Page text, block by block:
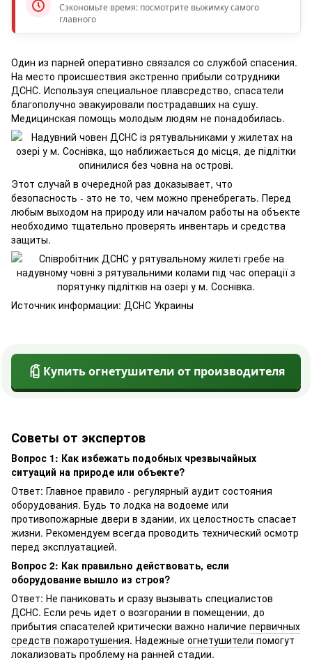
Сэкономьте время: посмотрите выжимку самого
главного
Один из парней оперативно связался со службой спасения.
На место происшествия экстренно прибыли сотрудники
ДСНС. Используя специальное плавсредство, спасатели
благополучно эвакуировали пострадавших на сушу.
Медицинская помощь молодым людям не понадобилась.
Этот случай в очередной раз доказывает, что
безопасность - это не то, чем можно пренебрегать. Перед
любым выходом на природу или началом работы на объекте
необходимо тщательно проверять инвентарь и средства
защиты.
Источник информации: ДСНС Украины
Купить огнетушители от производителя
Советы от экспертов
Вопрос 1: Как избежать подобных чрезвычайных
ситуаций на природе или объекте?
Ответ: Главное правило - регулярный аудит состояния
оборудования. Будь то лодка на водоеме или
противопожарные двери в здании, их целостность спасает
жизни. Рекомендуем всегда проводить технический осмотр
перед эксплуатацией.
Вопрос 2: Как правильно действовать, если
оборудование вышло из строя?
Ответ: Не паниковать и сразу вызывать специалистов
ДСНС. Если речь идет о возгорании в помещении, до
прибытия спасателей критически важно наличие первичных
средств пожаротушения. Надежные огнетушители помогут
локализовать проблему на ранней стадии.